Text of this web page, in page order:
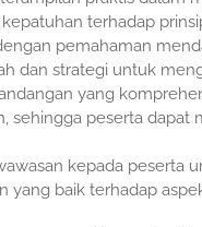
terhadap
pemahaman
dan strategi untuk
yang
sehingga peserta dapat
kepada peserta
yang baik terhadap